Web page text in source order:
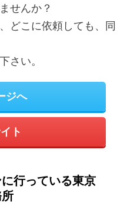
せんか？
どこに依頼しても、同
さい。
ジへ
ト
行っている東京